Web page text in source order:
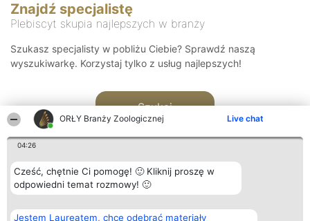
ORŁY Branży Zoologicznej Live chat
04:26
Cześć, chętnie Ci pomogę! 🙂 Kliknij proszę w
odpowiedni temat rozmowy! 🙂
Jestem Laureatem, chcę odebrać materiały
Znajdź specjalistę
Plebiscyt skupia najlepszych w branży
Szukasz specjalisty w pobliżu Ciebie? Sprawdź naszą
wyszukiwarkę. Korzystaj tylko z usług najlepszych!
Szukaj
Organizator plebiscytu
Bright Side Solutions sp. z o.
Plebiscyt
Laureaci
Kontakt
Kontakt